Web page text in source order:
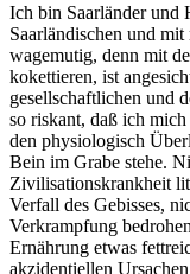
Ich bin Saarländer und
Saarländischen und
wagemutig, denn mit
kokettieren, ist
gesellschaftlichen und
so riskant, daß ich
den physiologisch
Bein im Grabe stehe.
Zivilisationskrankheit
Verfall des Gebisses,
Verkrampfung
Ernährung etwas
akzidentiellen